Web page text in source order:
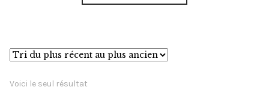
Voici le seul résultat